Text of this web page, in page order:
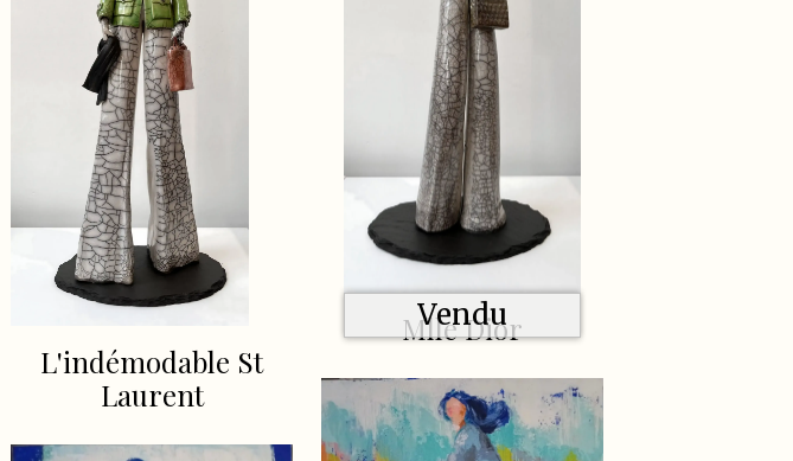
Vendu
Mlle Dior
L'indémodable St
Laurent